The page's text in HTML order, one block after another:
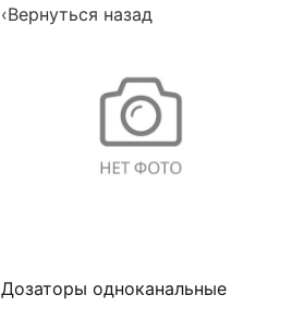
‹Вернуться назад
Дозаторы одноканальные